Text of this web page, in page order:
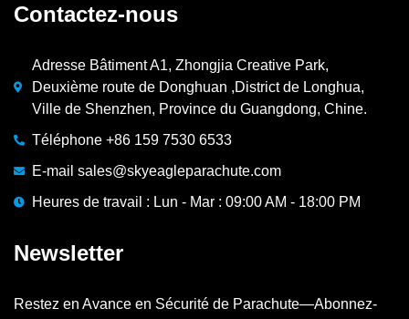
Contactez-nous
Adresse Bâtiment A1, Zhongjia Creative Park,
Deuxième route de Donghuan ,District de Longhua,
Ville de Shenzhen, Province du Guangdong, Chine.
Téléphone +86 159 7530 6533
E-mail sales@skyeagleparachute.com
Heures de travail : Lun - Mar : 09:00 AM - 18:00 PM
Newsletter
Restez en Avance en Sécurité de Parachute—Abonnez-